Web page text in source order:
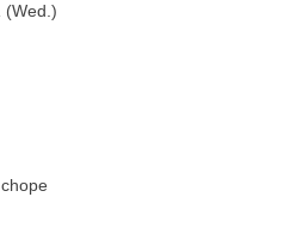
(Wed.)